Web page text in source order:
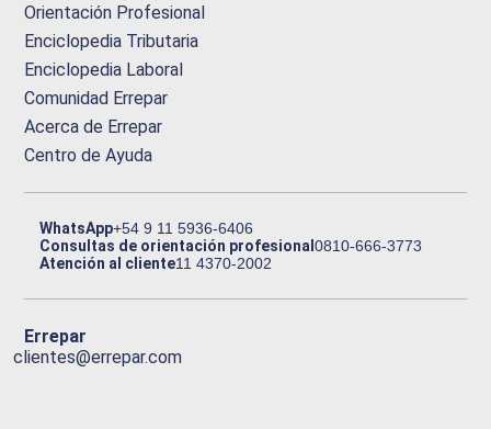
Orientación Profesional
Enciclopedia Tributaria
Enciclopedia Laboral
Comunidad Errepar
Acerca de Errepar
Centro de Ayuda
WhatsApp+54 9 11 5936-6406
Consultas de orientación profesional0810-666-3773
Atención al cliente11 4370-2002
Errepar
clientes@errepar.com